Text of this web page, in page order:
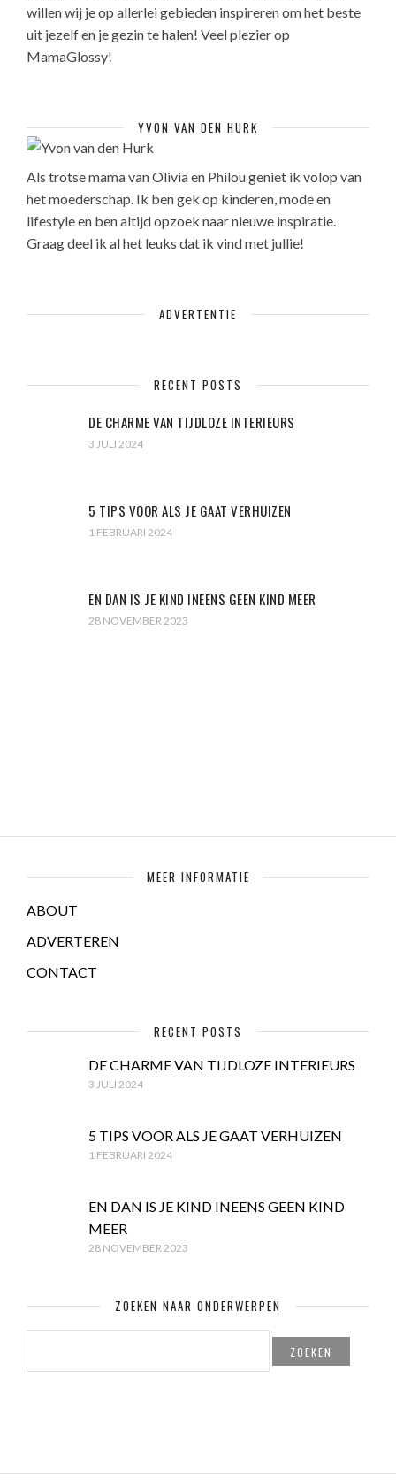
willen wij je op allerlei gebieden inspireren om het beste
uit jezelf en je gezin te halen! Veel plezier op
MamaGlossy!
YVON VAN DEN HURK
Als trotse mama van Olivia en Philou geniet ik volop van
het moederschap. Ik ben gek op kinderen, mode en
lifestyle en ben altijd opzoek naar nieuwe inspiratie.
Graag deel ik al het leuks dat ik vind met jullie!
ADVERTENTIE
RECENT POSTS
DE CHARME VAN TIJDLOZE INTERIEURS
3 JULI 2024
5 TIPS VOOR ALS JE GAAT VERHUIZEN
1 FEBRUARI 2024
EN DAN IS JE KIND INEENS GEEN KIND MEER
28 NOVEMBER 2023
MEER INFORMATIE
ABOUT
ADVERTEREN
CONTACT
RECENT POSTS
DE CHARME VAN TIJDLOZE INTERIEURS
3 JULI 2024
5 TIPS VOOR ALS JE GAAT VERHUIZEN
1 FEBRUARI 2024
EN DAN IS JE KIND INEENS GEEN KIND
MEER
28 NOVEMBER 2023
ZOEKEN NAAR ONDERWERPEN
ZOEKEN